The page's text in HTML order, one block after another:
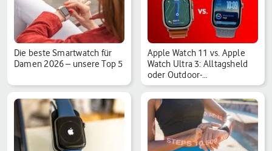
Die beste Smartwatch für
Damen 2026 – unsere Top 5
Apple Watch 11 vs. Apple
Watch Ultra 3: Alltagsheld
oder Outdoor-…